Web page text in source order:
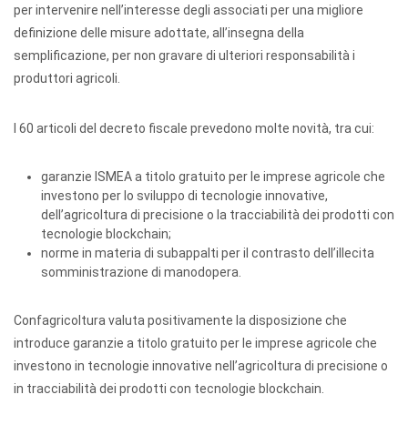
per intervenire nell’interesse degli associati per una migliore
definizione delle misure adottate, all’insegna della
semplificazione, per non gravare di ulteriori responsabilità i
produttori agricoli.
I 60 articoli del decreto fiscale prevedono molte novità, tra cui:
garanzie ISMEA a titolo gratuito per le imprese agricole che
investono per lo sviluppo di tecnologie innovative,
dell’agricoltura di precisione o la tracciabilità dei prodotti con
tecnologie blockchain;
norme in materia di subappalti per il contrasto dell’illecita
somministrazione di manodopera.
Confagricoltura valuta positivamente la disposizione che
introduce garanzie a titolo gratuito per le imprese agricole che
investono in tecnologie innovative nell’agricoltura di precisione o
in tracciabilità dei prodotti con tecnologie blockchain.